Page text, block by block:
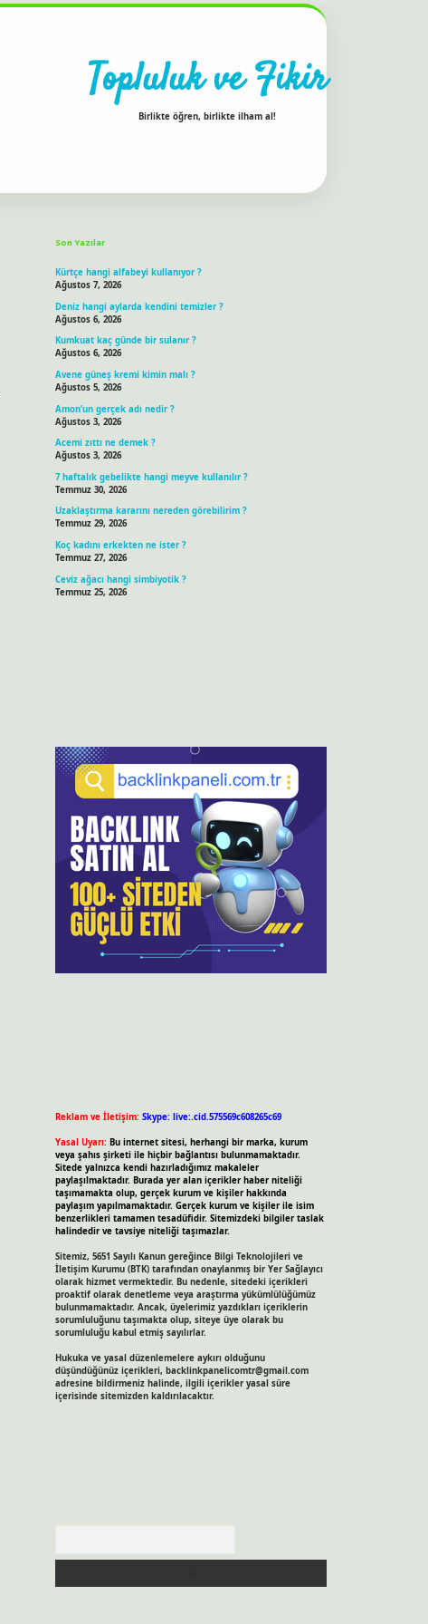
Topluluk ve Fikir
Birlikte öğren, birlikte ilham al!
Son Yazılar
Kürtçe hangi alfabeyi kullanıyor ?
Ağustos 7, 2026
Deniz hangi aylarda kendini temizler ?
Ağustos 6, 2026
Kumkuat kaç günde bir sulanır ?
Ağustos 6, 2026
Avene güneş kremi kimin malı ?
Ağustos 5, 2026
Amon’un gerçek adı nedir ?
Ağustos 3, 2026
Acemi zıttı ne demek ?
Ağustos 3, 2026
7 haftalık gebelikte hangi meyve kullanılır ?
Temmuz 30, 2026
Uzaklaştırma kararını nereden görebilirim ?
Temmuz 29, 2026
Koç kadını erkekten ne ister ?
Temmuz 27, 2026
Ceviz ağacı hangi simbiyotik ?
Temmuz 25, 2026
Reklam ve İletişim: Skype: live:.cid.575569c608265c69
Yasal Uyarı: Bu internet sitesi, herhangi bir marka, kurum
veya şahıs şirketi ile hiçbir bağlantısı bulunmamaktadır.
Sitede yalnızca kendi hazırladığımız makaleler
paylaşılmaktadır. Burada yer alan içerikler haber niteliği
taşımamakta olup, gerçek kurum ve kişiler hakkında
paylaşım yapılmamaktadır. Gerçek kurum ve kişiler ile isim
benzerlikleri tamamen tesadüfidir. Sitemizdeki bilgiler taslak
halindedir ve tavsiye niteliği taşımazlar.
Sitemiz, 5651 Sayılı Kanun gereğince Bilgi Teknolojileri ve
İletişim Kurumu (BTK) tarafından onaylanmış bir Yer Sağlayıcı
olarak hizmet vermektedir. Bu nedenle, sitedeki içerikleri
proaktif olarak denetleme veya araştırma yükümlülüğümüz
bulunmamaktadır. Ancak, üyelerimiz yazdıkları içeriklerin
sorumluluğunu taşımakta olup, siteye üye olarak bu
sorumluluğu kabul etmiş sayılırlar.
Hukuka ve yasal düzenlemelere aykırı olduğunu
düşündüğünüz içerikleri, backlinkpanelicomtr@gmail.com
adresine bildirmeniz halinde, ilgili içerikler yasal süre
içerisinde sitemizden kaldırılacaktır.